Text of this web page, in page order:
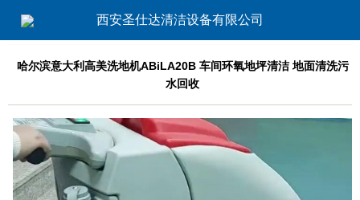
西安圣仕达清洁设备有限公司
哈尔滨意大利高美洗地机ABiLA20B 车间环氧地坪清洁 地面清洗污
水回收